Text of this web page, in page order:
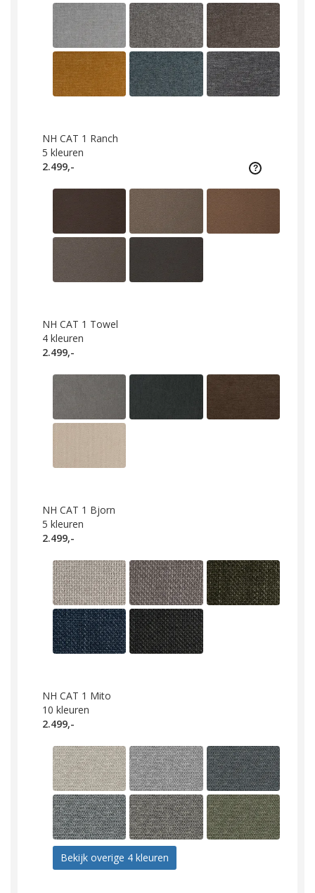
NH CAT 1 Ranch
5 kleuren
2.499,-
NH CAT 1 Towel
4 kleuren
2.499,-
NH CAT 1 Bjorn
5 kleuren
2.499,-
NH CAT 1 Mito
10 kleuren
2.499,-
Bekijk overige 4 kleuren